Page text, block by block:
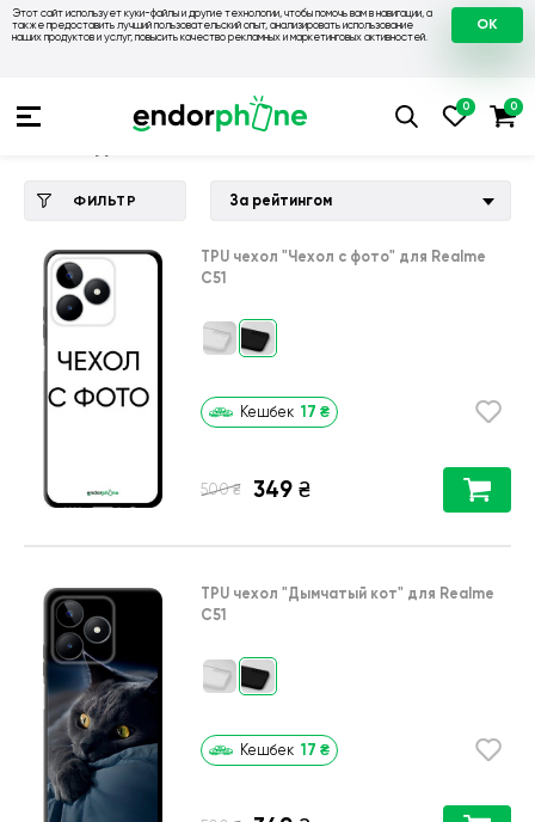
Этот сайт использует куки-файлы и другие технологии, чтобы помочь вам в навигации, а
также предоставить лучший пользовательский опыт, анализировать использование
наших продуктов и услуг, повысить качество рекламных и маркетинговых активностей.
OK
💙 Чехлы на Realme 💛 Чехол для
ФИЛЬТР За рейтингом
TPU чехол "Чехол с фото" для Realme
C51
Кешбек 17 ₴
500 ₴ 349 ₴
TPU чехол "Дымчатый кот" для Realme
C51
Кешбек 17 ₴